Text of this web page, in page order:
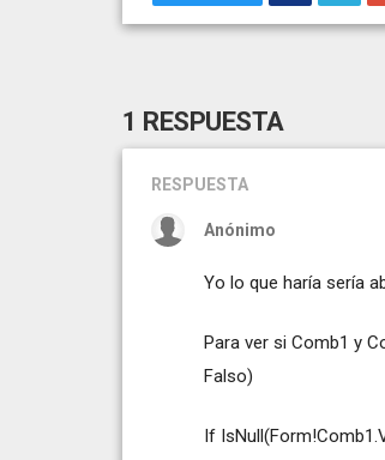
1 RESPUESTA
RESPUESTA
Anónimo
Yo lo que haría sería
Para ver si Comb1 y
Falso)
If